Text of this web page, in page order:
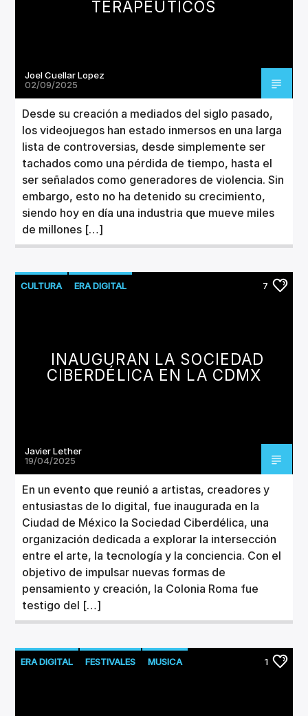
TERAPÉUTICOS
Joel Cuellar Lopez
02/09/2025
Desde su creación a mediados del siglo pasado,
los videojuegos han estado inmersos en una larga
lista de controversias, desde simplemente ser
tachados como una pérdida de tiempo, hasta el
ser señalados como generadores de violencia. Sin
embargo, esto no ha detenido su crecimiento,
siendo hoy en día una industria que mueve miles
de millones […]
CULTURA ERA DIGITAL 7
INAUGURAN LA SOCIEDAD
CIBERDÉLICA EN LA CDMX
Javier Lether
19/04/2025
En un evento que reunió a artistas, creadores y
entusiastas de lo digital, fue inaugurada en la
Ciudad de México la Sociedad Ciberdélica, una
organización dedicada a explorar la intersección
entre el arte, la tecnología y la conciencia. Con el
objetivo de impulsar nuevas formas de
pensamiento y creación, la Colonia Roma fue
testigo del […]
ERA DIGITAL FESTIVALES MUSICA 1